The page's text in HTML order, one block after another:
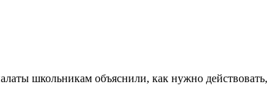
школьникам объяснили, как нужно действовать,